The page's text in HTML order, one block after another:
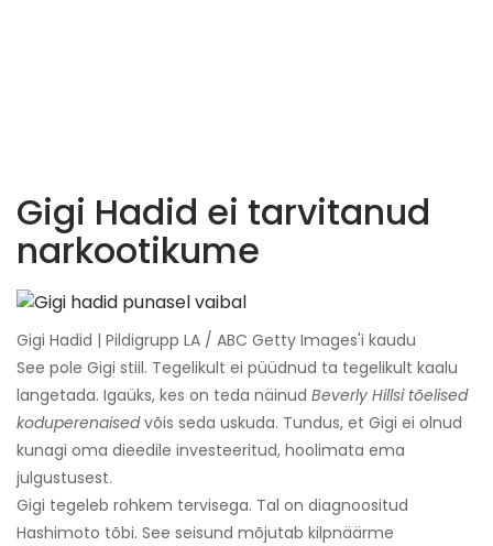
Gigi Hadid ei tarvitanud
narkootikume
Gigi Hadid | Pildigrupp LA / ABC Getty Images'i kaudu
See pole Gigi stiil. Tegelikult ei püüdnud ta tegelikult kaalu
langetada. Igaüks, kes on teda näinud Beverly Hillsi tõelised
koduperenaisedvõis seda uskuda. Tundus, et Gigi ei olnud
kunagi oma dieedile investeeritud, hoolimata ema
julgustusest.
Gigi tegeleb rohkem tervisega. Tal on diagnoositud
Hashimoto tõbi. See seisund mõjutab kilpnäärme